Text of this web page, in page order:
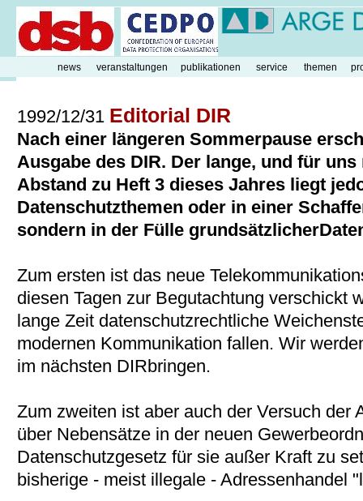
1992/12/31 Editorial DIR
Nach einer längeren Sommerpause
Ausgabe des DIR. Der lange, und für
Abstand zu Heft 3 dieses Jahres liegt
Datenschutzthemen oder in einer
sondern in der Fülle
Zum ersten ist das neue
diesen Tagen zur Begutachtung verschickt
lange Zeit datenschutzrechtliche
modernen Kommunikation fallen. Wir
im nächsten DIRbringen.
Zum zweiten ist aber auch der Versuch der
über Nebensätze in der neuen
Datenschutzgesetz für sie außer Kraft zu
bisherige - meist illegale - Adressenhandel
news veranstaltungen publikationen service themen